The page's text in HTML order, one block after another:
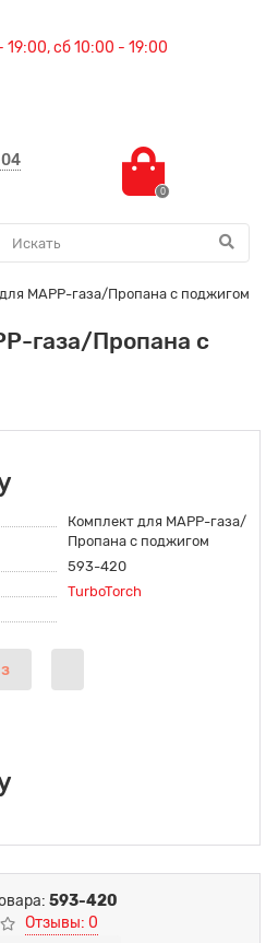
сб 10:00 - 19:00
0
MAPP-газа/Пропана с поджигом
газа/Пропана с
Комплект для MAPP-газа/
Пропана с поджигом
593-420
TurboTorch
593-420
Отзывы: 0